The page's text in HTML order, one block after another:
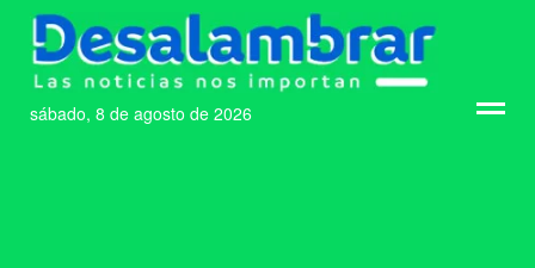
sábado, 8 de agosto de 2026